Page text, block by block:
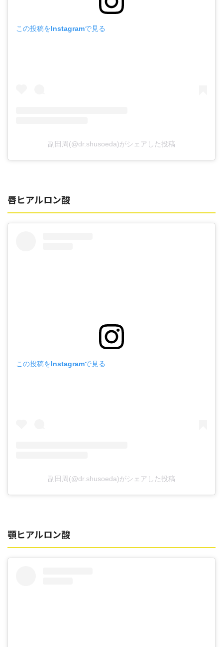
この投稿をInstagramで見る
副田周(@dr.shusoeda)がシェアした投稿
唇ヒアルロン酸
この投稿をInstagramで見る
副田周(@dr.shusoeda)がシェアした投稿
顎ヒアルロン酸